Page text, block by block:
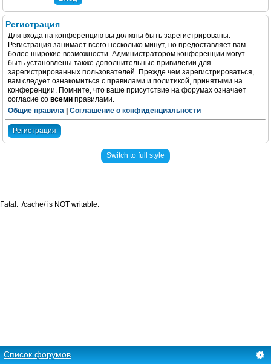
Регистрация
Для входа на конференцию вы должны быть зарегистрированы.
Регистрация занимает всего несколько минут, но предоставляет вам
более широкие возможности. Администратором конференции могут
быть установлены также дополнительные привилегии для
зарегистрированных пользователей. Прежде чем зарегистрироваться,
вам следует ознакомиться с правилами и политикой, принятыми на
конференции. Помните, что ваше присутствие на форумах означает
согласие со всеми правилами.
Общие правила
Соглашение о конфиденциальности
Регистрация
Switch to full style
Список форумов
Fatal: ./cache/ is NOT writable.